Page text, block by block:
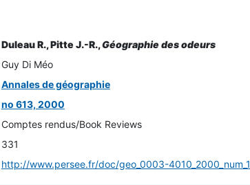
Duleau R., Pitte J.-R.,Géographie des odeurs
Guy Di Méo
Annales de géographie
no 613, 2000
Comptes rendus/Book Reviews
331
http://www.persee.fr/doc/geo_0003-